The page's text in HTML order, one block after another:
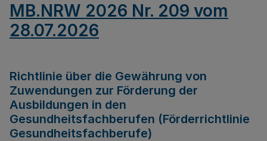
MB.NRW 2026 Nr. 209 vom
28.07.2026
Richtlinie über die Gewährung von
Zuwendungen zur Förderung der
Ausbildungen in den
Gesundheitsfachberufen (Förderrichtlinie
Gesundheitsfachberufe)